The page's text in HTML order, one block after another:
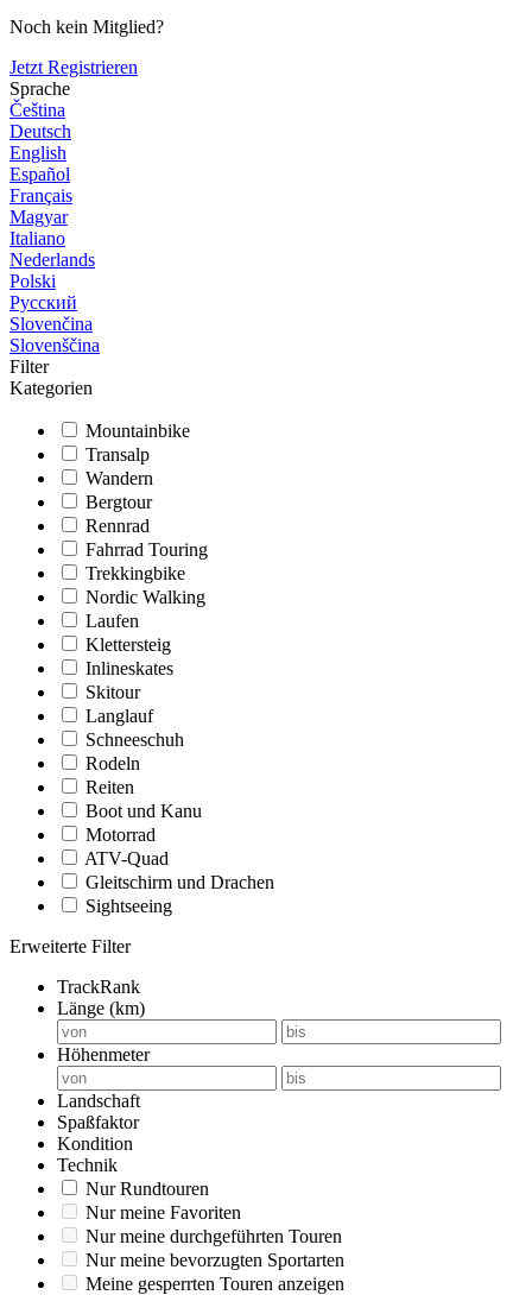
Noch kein Mitglied?
Jetzt Registrieren
Sprache
Čeština
Deutsch
English
Español
Français
Magyar
Italiano
Nederlands
Polski
Русский
Slovenčina
Slovenščina
Filter
Kategorien
Mountainbike
Transalp
Wandern
Bergtour
Rennrad
Fahrrad Touring
Trekkingbike
Nordic Walking
Laufen
Klettersteig
Inlineskates
Skitour
Langlauf
Schneeschuh
Rodeln
Reiten
Boot und Kanu
Motorrad
ATV-Quad
Gleitschirm und Drachen
Sightseeing
Erweiterte Filter
TrackRank
Länge (km)
Höhenmeter
Landschaft
Spaßfaktor
Kondition
Technik
Nur Rundtouren
Nur meine Favoriten
Nur meine durchgeführten Touren
Nur meine bevorzugten Sportarten
Meine gesperrten Touren anzeigen